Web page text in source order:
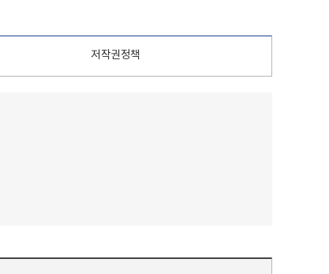
저작권정책